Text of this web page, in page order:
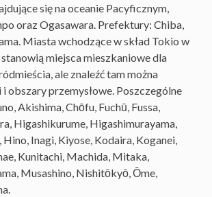
się na oceanie Pacyficznym,
oraz Ogasawara. Prefektury: Chiba,
Miasta wchodzące w skład Tokio w
miejsca mieszkaniowe dla
ale znaleźć tam można
obszary przemysłowe. Poszczególne
Akishima, Chōfu, Fuchū, Fussa,
Higashikurume, Higashimurayama,
Inagi, Kiyose, Kodaira, Koganei,
Kunitachi, Machida, Mitaka,
Musashino, Nishitōkyō, Ōme,